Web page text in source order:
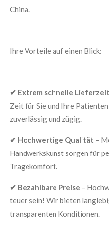
China.
Ihre Vorteile auf einen Blick:
✔ Extrem schnelle
Zeit für Sie und Ihre
zuverlässig und zügig.
✔ Hochwertige Qualität –
Handwerkskunst sorgen für
Tragekomfort.
✔ Bezahlbare Preise –
teuer sein! Wir bieten
transparenten Konditionen.